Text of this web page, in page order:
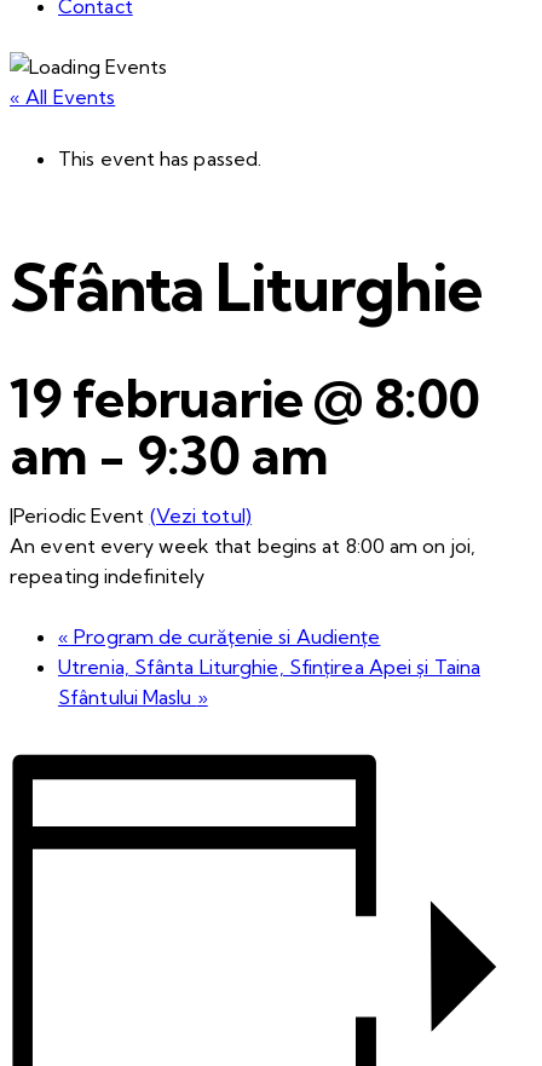
Contact
« All Events
This event has passed.
Sfânta Liturghie
19 februarie @ 8:00
am - 9:30 am
|Periodic Event (Vezi totul)
An event every week that begins at 8:00 am on joi,
repeating indefinitely
« Program de curățenie si Audiențe
Utrenia, Sfânta Liturghie, Sfințirea Apei și Taina
Sfântului Maslu »